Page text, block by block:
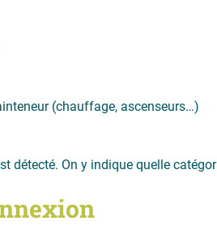
(chauffage, ascenseurs…)
détecté. On y indique quelle